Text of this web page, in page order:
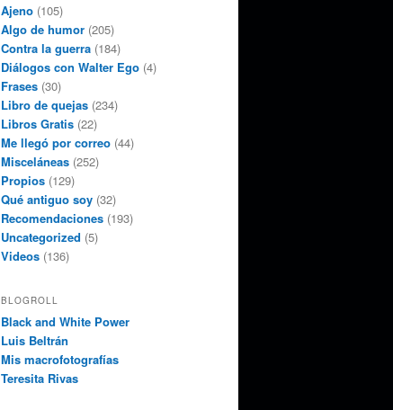
Ajeno (105)
Algo de humor (205)
Contra la guerra (184)
Diálogos con Walter Ego (4)
Frases (30)
Libro de quejas (234)
Libros Gratis (22)
Me llegó por correo (44)
Misceláneas (252)
Propios (129)
Qué antiguo soy (32)
Recomendaciones (193)
Uncategorized (5)
Videos (136)
BLOGROLL
Black and White Power
Luis Beltrán
Mis macrofotografías
Teresita Rivas